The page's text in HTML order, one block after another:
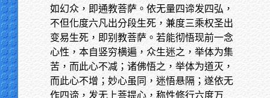
如幻众，即通教菩萨。依无量四谛发四弘，
不但化度六凡出分段生死，兼度三乘权圣出
变易生死，即别教菩萨。若能彻悟现前一念
心性，本自竖穷横遍，众生迷之，举体为集
苦，而此心不减；诸佛悟之，举体为道灭，
而此心不增；妙心虽同，迷悟悬隔；遂依无
作四谛，发无上菩提心，称性修行六度万